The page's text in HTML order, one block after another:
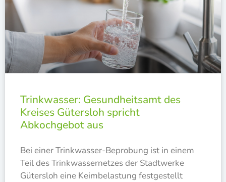
Trinkwasser: Gesundheitsamt des
Kreises Gütersloh spricht
Abkochgebot aus
Bei einer Trink­was­ser-Bepro­bung ist in einem
Teil des Trink­was­ser­net­zes der Stadt­wer­ke
Güters­loh eine Keim­be­las­tung fest­ge­stellt